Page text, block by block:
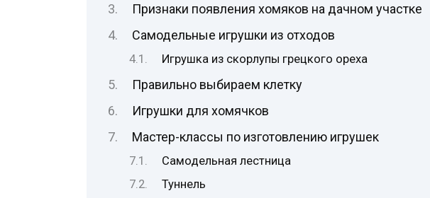
Признаки появления хомяков на дачном участке
Самодельные игрушки из отходов
Игрушка из скорлупы грецкого ореха
Правильно выбираем клетку
Игрушки для хомячков
Мастер-классы по изготовлению игрушек
Самодельная лестница
Туннель